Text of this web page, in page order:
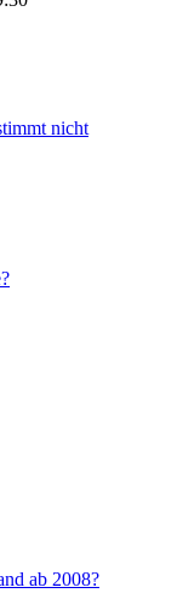
nicht
ab 2008?